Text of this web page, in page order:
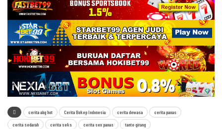
cerita abg hot Cerita Bokep Indonesia cerita dewasa cerita panas
cerita sedarah cerita seks cerita sex panas tante girang